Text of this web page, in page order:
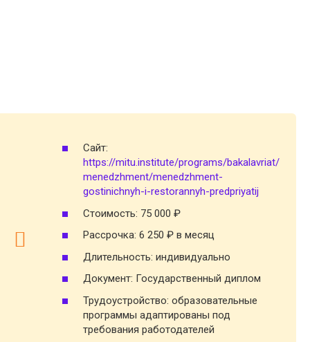
Сайт:
https://mitu.institute/programs/bakalavriat/
menedzhment/menedzhment-
gostinichnyh-i-restorannyh-predpriyatij
Стоимость: 75 000 ₽
Рассрочка: 6 250 ₽ в месяц
Длительность: индивидуально
Документ: Государственный диплом
Трудоустройство: образовательные
программы адаптированы под
требования работодателей